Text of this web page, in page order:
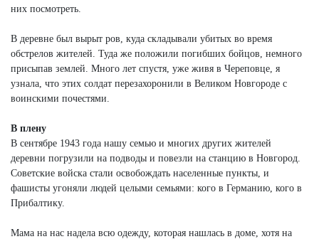
них посмотреть.
В деревне был вырыт ров, куда складывали убитых во время
обстрелов жителей. Туда же положили погибших бойцов, немного
присыпав землей. Много лет спустя, уже живя в Череповце, я
узнала, что этих солдат перезахоронили в Великом Новгороде с
воинскими почестями.
В плену
В сентябре 1943 года нашу семью и многих других жителей
деревни погрузили на подводы и повезли на станцию в Новгород.
Советские войска стали освобождать населенные пункты, и
фашисты угоняли людей целыми семьями: кого в Германию, кого в
Прибалтику.
Мама на нас надела всю одежду, которая нашлась в доме, хотя на